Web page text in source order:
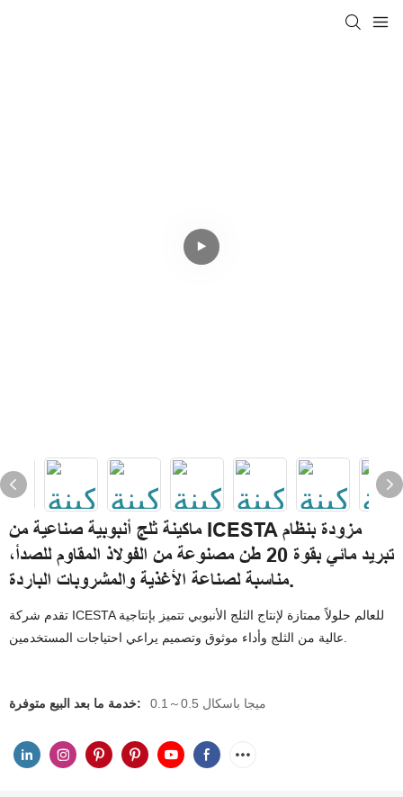
ماكينة ثلج أنبوبية صناعية من ICESTA مزودة بنظام
تبريد مائي بقوة 20 طن مصنوعة من الفولاذ المقاوم للصدأ،
مناسبة لصناعة الأغذية والمشروبات الباردة.
تقدم شركة ICESTA للعالم حلولاً ممتازة لإنتاج الثلج الأنبوبي تتميز بإنتاجية
خدمة ما بعد البيع متوفرة: 0.1～0.5 ميجا باسكال